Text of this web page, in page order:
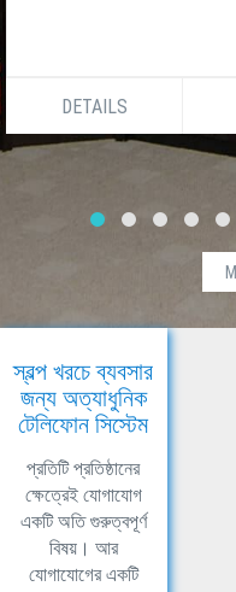
DETAILS
স্বল্প খরচে ব্যবসার
জন্য অত্যাধুনিক
টেলিফোন সিস্টেম
প্রতিটি প্রতিষ্ঠানের
ক্ষেত্রেই যোগাযোগ
একটি অতি গুরুত্বপূর্ণ
বিষয়। আর
যোগাযোগের একটি